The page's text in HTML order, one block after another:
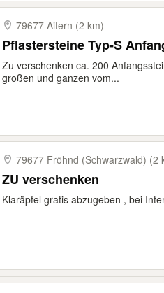
79677 Aitern (2 km)
Pflastersteine Typ-S
Zu verschenken ca. 200
großen und ganzen vom...
79677 Fröhnd (Schwarzwald) (2
ZU verschenken
Klaräpfel gratis abzugeben , bei